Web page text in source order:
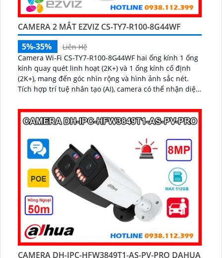
CAMERA 2 MẮT EZVIZ CS-TY7-R100-8G44WF
5%-35%
Liên Hệ
Camera Wi-Fi CS-TY7-R100-8G44WF hai ống kính 1 ống
kính quay quét linh hoạt (2K+) và 1 ống kính cố định
(2K+), mang đến góc nhìn rộng và hình ảnh sắc nét.
Tích hợp trí tuệ nhân tạo (AI), camera có thể nhận diện
CAMERA DH-IPC-HFW3849T1-AS-PV-PRO DAHUA